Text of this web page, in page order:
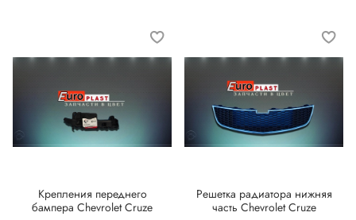
Крепления переднего
бампера Chevrolet Cruze
Решетка радиатора нижняя
часть Chevrolet Cruze